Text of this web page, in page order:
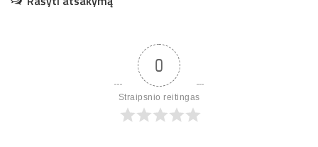
0
Straipsnio reitingas